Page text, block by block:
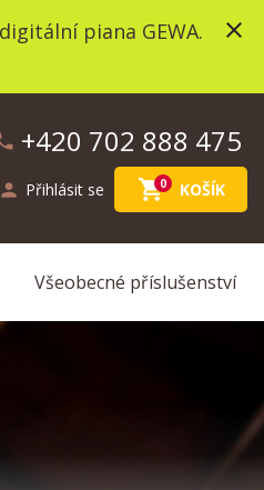
piana GEWA.
close
+420 702 888 475
person Přihlásit se shopping_cart0 KOŠÍK
Všeobecné příslušenství